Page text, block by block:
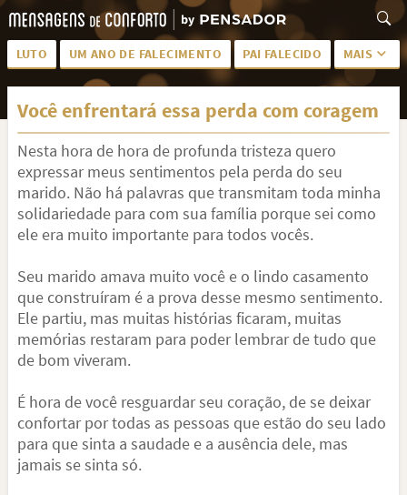
LUTO UM ANO DE FALECIMENTO PAI FALECIDO MAIS
LUTO PARA AMIGA PALAVRAS
PÊSAMES PARA AMIGA DESCANSE EM PAZ
MEUS SENTIMENTOS PÊSAMES PARA AMIGO
FRASES DE LUTO PARA AMIGO FIM DE NAMORO
Você enfrentará essa perda com coragem
Nesta hora de hora de profunda tristeza quero
expressar meus sentimentos pela perda do seu
marido. Não há palavras que transmitam toda minha
solidariedade para com sua família porque sei como
ele era muito importante para todos vocês.
Seu marido amava muito você e o lindo casamento
que construíram é a prova desse mesmo sentimento.
Ele partiu, mas muitas histórias ficaram, muitas
memórias restaram para poder lembrar de tudo que
de bom viveram.
É hora de você resguardar seu coração, de se deixar
confortar por todas as pessoas que estão do seu lado
para que sinta a saudade e a ausência dele, mas
jamais se sinta só.